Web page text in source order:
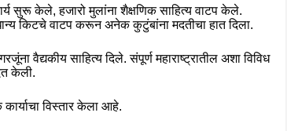
सुरू केले, हजारो मुलांना शैक्षणिक साहित्य वाटप केले.
किटचे वाटप करून अनेक कुटुंबांना मदतीचा हात दिला.
वैद्यकीय साहित्य दिले. संपूर्ण महाराष्ट्रातील अशा विविध
केली.
कार्याचा विस्तार केला आहे.